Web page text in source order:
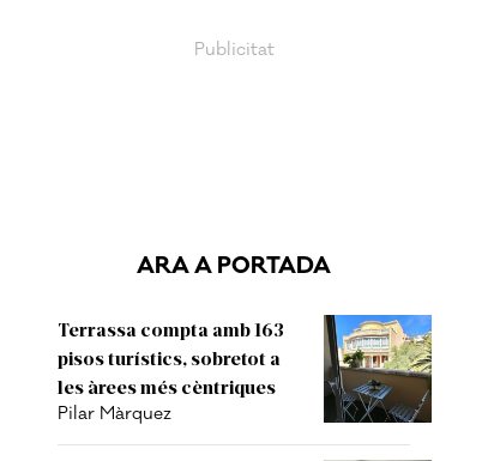
ARA A PORTADA
Terrassa compta amb 163
pisos turístics, sobretot a
les àrees més cèntriques
Pilar Màrquez